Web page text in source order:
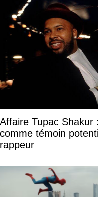
Affaire Tupac Shakur
comme témoin
rappeur